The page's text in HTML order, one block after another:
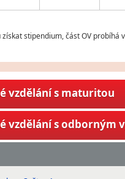
získat stipendium, část OV
vzdělání s maturitou
vzdělání s odborným